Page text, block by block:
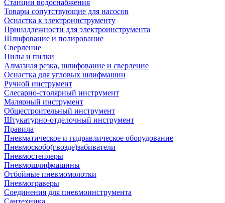
Станции водоснабжения
Товары сопутствующие для насосов
Оснастка к электроинструменту
Принадлежности для электроинструмента
Шлифование и полирование
Сверление
Пилы и пилки
Алмазная резка, шлифование и сверление
Оснастка для угловых шлифмашин
Ручной инструмент
Слесарно-столярный инструмент
Малярный инструмент
Общестроительный инструмент
Штукатурно-отделочный инструмент
Правила
Пневматическое и гидравлическое оборудование
Пневмоскобо(гвозде)забиватели
Пневмостеплеры
Пневмошлифмашины
Отбойные пневмомолотки
Пневмограверы
Соединения для пневмоинструмента
Сантехника